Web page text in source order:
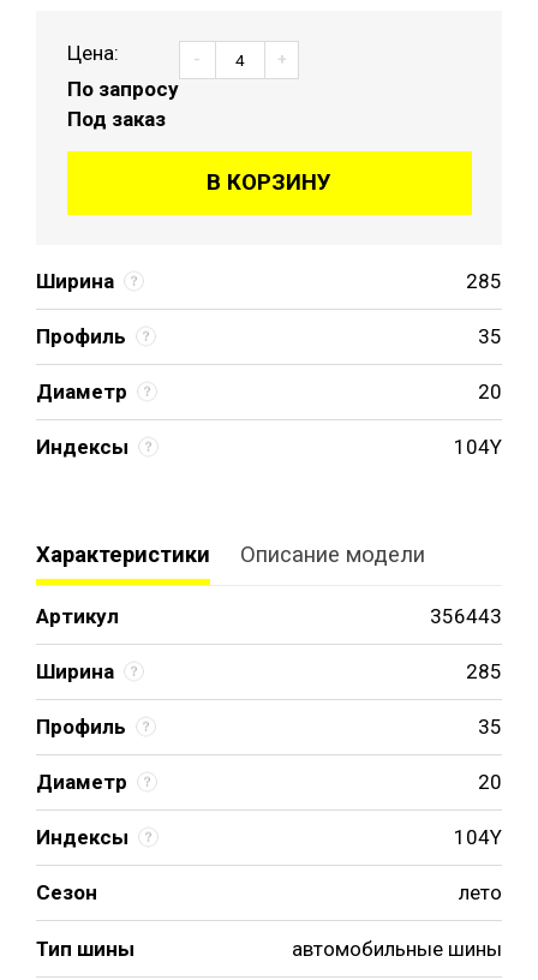
Ширина 285
Профиль 35
Диаметр 20
Индексы 104Y
Цена:
По запросу
Под заказ
- +
В КОРЗИНУ
Характеристики Описание модели
Артикул 356443
Ширина 285
Профиль 35
Диаметр 20
Индексы 104Y
Сезон лето
Тип шины автомобильные шины